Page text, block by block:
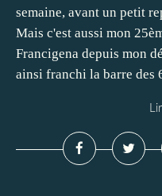
semaine, avant un petit
Mais c'est aussi mon
Francigena depuis mon
ainsi franchi la barre des